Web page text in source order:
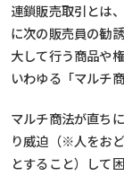
連鎖販売取引とは
に次の販売員の勧
大して行う商品や
いわゆる「マルチ
マルチ商法が直ち
り威迫（※人をお
とすること）して